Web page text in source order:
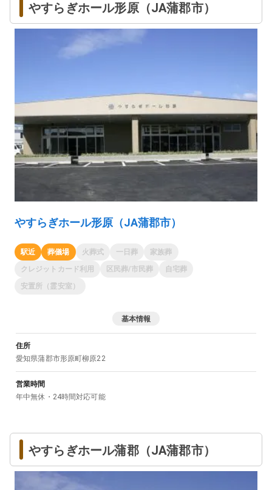
やすらぎホール形原（JA蒲郡市）
やすらぎホール形原（JA蒲郡市）
駅近 葬儀場 火葬式 一日葬
家族葬
クレジットカード利用
区民葬/市民葬
自宅葬
安置所（霊安室）
基本情報
住所
愛知県蒲郡市形原町柳原22
営業時間
年中無休・24時間対応可能
やすらぎホール蒲郡（JA蒲郡市）